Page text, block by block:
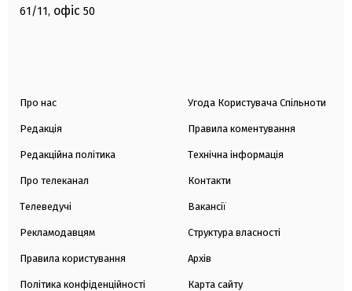
61/11, офіс 50
Про нас
Редакція
Редакційна політика
Про телеканал
Телеведучі
Рекламодавцям
Правила користування
Політика конфіденційності
Угода Користувача Спільноти
Правила коментування
Технічна інформація
Контакти
Вакансії
Структура власності
Архів
Карта сайту